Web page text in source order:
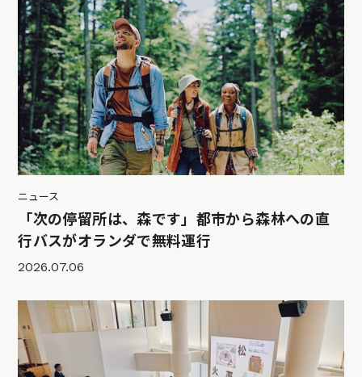
ニュース
「次の停留所は、森です」都市から森林への直
行バスがオランダで無料運行
2026.07.06